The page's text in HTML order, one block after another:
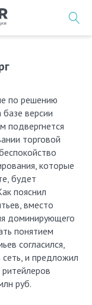
версии
подвергнется
торговой
которые
будет
пояснил
вместо
доминирующего
понятием
согласился,
и предложил
руб.